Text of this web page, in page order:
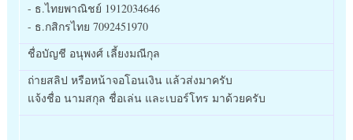
- ธ.ไทยพาณิชย์ 1912034646
- ธ.กสิกรไทย 7092451970
ชื่อบัญชี อนุพงศ์ เลี้ยงมณีกุล
ถ่ายสลิป หรือหน้าจอโอนเงิน แล้วส่งมาครับ
แจ้งชื่อ นามสกุล ชื่อเล่น และเบอร์โทร มาด้วยครับ